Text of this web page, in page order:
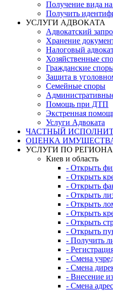
Получение вида
Получить
УСЛУГИ АДВОКАТА
Адвокатский
Хранение
Налоговый
Хозяйственные
Гражданские
Защита в
Семейные споры
Помощь при ДТП
Экстренная
Услуги Адвоката
ЧАСТНЫЙ
ОЦЕНКА
УСЛУГИ ПО
Киев и область
- Открыть
- Открыть
- Открыть
- Открыть
- Открыть
- Открыть
- Открыть
- Открыть
- Получить
-
- Смена
- Смена
- Внесение
- Смена